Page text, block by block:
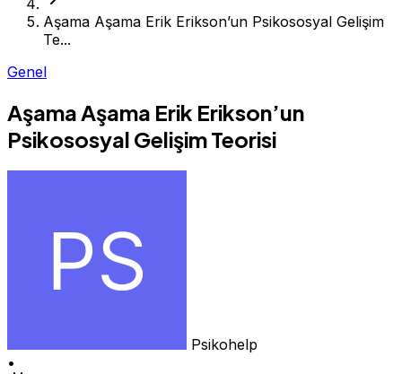
Aşama Aşama Erik Erikson’un Psikososyal Gelişim
Te...
Genel
Aşama Aşama Erik Erikson’un
Psikososyal Gelişim Teorisi
Psikohelp
•